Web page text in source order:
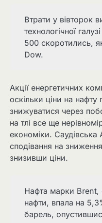
Втрати у вівторок
технологічної
500 скоротились,
Dow.
Акції енергетичних
оскільки ціни на
знижуватися через
на тлі все ще
економіки. Саудівська
сподівання на
знизивши ціни.
Нафта марки Brent,
нафти, впала на
барель,